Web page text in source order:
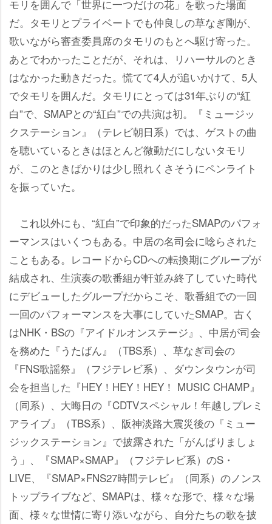
モリを囲んで「世界に一つだけの花」を歌った場面
だ。タモリとプライベートでも仲良しの草なぎ剛が、
歌いながら審査委員席のタモリのもとへ駆け寄った。
あとでわかったことだが、それは、リハーサルのとき
はなかった動きだった。慌てて4人が追いかけて、5人
でタモリを囲んだ。タモリにとっては31年ぶりの“紅
白”で、SMAPとの“紅白”での共演は初。『ミュージッ
クステーション』（テレビ朝日系）では、ゲストの曲
を聴いているときはほとんど微動だにしないタモリ
が、このときばかりは少し照れくさそうにペンライト
を振っていた。
これ以外にも、“紅白”で印象的だったSMAPのパフォ
ーマンスはいくつもある。中居の名司会に唸らされた
こともある。レコードからCDへの転換期にグループが
結成され、生演奏の歌番組が軒並み終了していた時代
にデビューしたグループだからこそ、歌番組での一回
一回のパフォーマンスを大事にしていたSMAP。古く
はNHK・BSの『アイドルオンステージ』、中居が司会
を務めた『うたばん』（TBS系）、草なぎ司会の
『FNS歌謡祭』（フジテレビ系）、ダウンタウンが司
会を担当した『HEY！HEY！HEY！ MUSIC CHAMP』
（同系）、大晦日の『CDTVスペシャル！年越しプレミ
アライブ』（TBS系）、阪神淡路大震災後の『ミュー
ジックステーション』で披露された「がんばりましょ
う」、『SMAP×SMAP』（フジテレビ系）のS・
LIVE、『SMAP×FNS27時間テレビ』（同系）のノンス
トップライブなど、SMAPは、様々な形で、様々な場
面、様々な世情に寄り添いながら、自分たちの歌を披